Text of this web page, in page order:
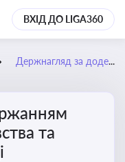
ВХІД ДО LIGA360
Держнагляд за додержанням трудового законодавства та перевірки Держпраці
та